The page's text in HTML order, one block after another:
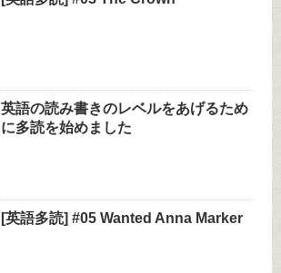
英語の読み書きのレベルをあげるため
に多読を始めました
[英語多読] #05 Wanted Anna Marker